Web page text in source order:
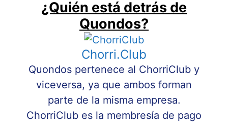
¿Quién está detrás de
Quondos?
Chorri.Club
Quondos pertenece al ChorriClub y
viceversa, ya que ambos forman
parte de la misma empresa.
ChorriClub es la membresía de pago